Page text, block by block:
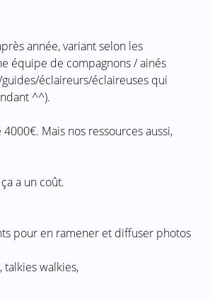
année, variant selon les
équipe de compagnons / ainés
éclaireurs/éclaireuses qui
^^).
Mais nos ressources aussi,
a un coût.
pour en ramener et diffuser photos
walkies,